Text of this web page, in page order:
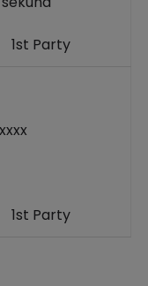
1st Party
1st Party